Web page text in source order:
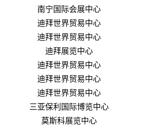
南宁国际会展中心
迪拜世界贸易中心
迪拜世界贸易中心
迪拜展览中心
迪拜世界贸易中心
迪拜世界贸易中心
迪拜世界贸易中心
三亚保利国际博览中心
莫斯科展览中心